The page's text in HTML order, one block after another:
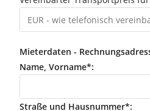
Mieterdaten -
Name, Vorname*:
Straße und Hausnummer*: